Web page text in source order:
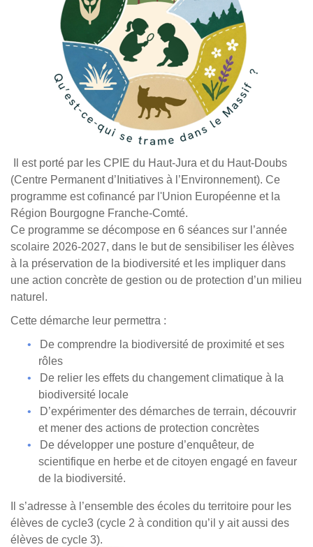
Il est porté par les CPIE du Haut-Jura et du Haut-Doubs
(Centre Permanent d’Initiatives à l’Environnement). Ce
programme est cofinancé par l'Union Européenne et la
Région Bourgogne Franche-Comté.
Ce programme se décompose en 6 séances sur l’année
scolaire 2026-2027, dans le but de sensibiliser les élèves
à la préservation de la biodiversité et les impliquer dans
une action concrète de gestion ou de protection d’un milieu
naturel.
Cette démarche leur permettra :
De comprendre la biodiversité de proximité et ses
rôles
De relier les effets du changement climatique à la
biodiversité locale
D’expérimenter des démarches de terrain, découvrir
et mener des actions de protection concrètes
De développer une posture d’enquêteur, de
scientifique en herbe et de citoyen engagé en faveur
de la biodiversité.
Il s’adresse à l’ensemble des écoles du territoire pour les
élèves de cycle3 (cycle 2 à condition qu’il y ait aussi des
élèves de cycle 3).